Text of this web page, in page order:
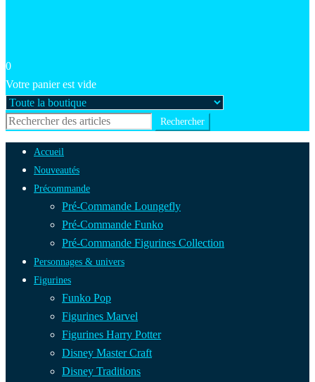
0
Votre panier est vide
Accueil
Nouveautés
Précommande
Pré-Commande Loungefly
Pré-Commande Funko
Pré-Commande Figurines Collection
Personnages & univers
Figurines
Funko Pop
Figurines Marvel
Figurines Harry Potter
Disney Master Craft
Disney Traditions